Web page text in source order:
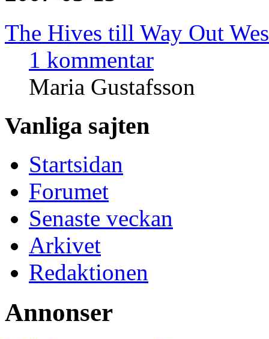
The Hives till Way Out
1 kommentar
Maria Gustafsson
Vanliga sajten
Startsidan
Forumet
Senaste veckan
Arkivet
Redaktionen
Annonser